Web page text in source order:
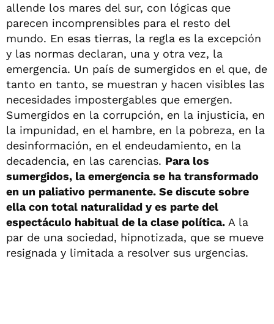
allende los mares del sur, con lógicas que
parecen incomprensibles para el resto del
mundo. En esas tierras, la regla es la excepción
y las normas declaran, una y otra vez, la
emergencia. Un país de sumergidos en el que, de
tanto en tanto, se muestran y hacen visibles las
necesidades impostergables que emergen.
Sumergidos en la corrupción, en la injusticia, en
la impunidad, en el hambre, en la pobreza, en la
desinformación, en el endeudamiento, en la
decadencia, en las carencias. Para los
sumergidos, la emergencia se ha transformado
en un paliativo permanente. Se discute sobre
ella con total naturalidad y es parte del
espectáculo habitual de la clase política. A la
par de una sociedad, hipnotizada, que se mueve
resignada y limitada a resolver sus urgencias.